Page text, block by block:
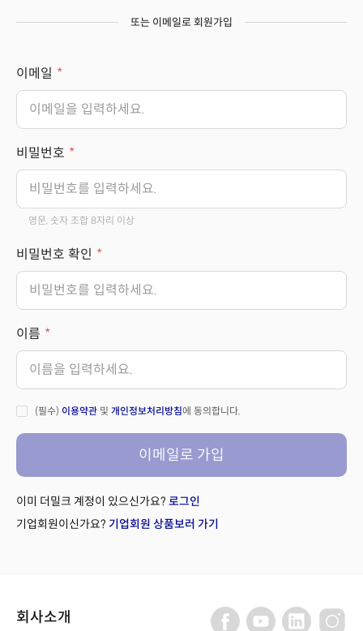
또는 이메일로 회원가입
이메일
비밀번호
영문, 숫자 조합 8자리 이상
비밀번호 확인
이름
(필수) 이용약관 및 개인정보처리방침에 동의합니다.
이메일로 가입
이미 더밀크 계정이 있으신가요? 로그인
기업회원이신가요? 기업회원 상품보러 가기
회사소개